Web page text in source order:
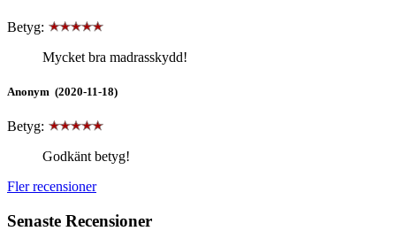
Betyg:
Mycket bra madrasskydd!
Anonym (2020-11-18)
Betyg:
Godkänt betyg!
Fler recensioner
Senaste Recensioner